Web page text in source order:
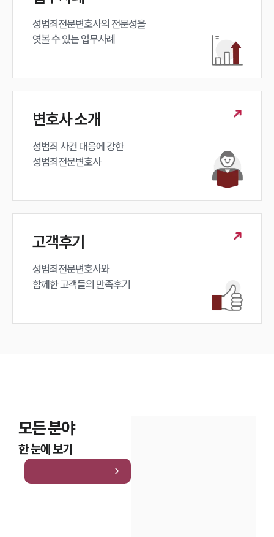
성범죄전문변호사의 전문성을
엿볼 수 있는 업무사례
변호사 소개
성범죄 사건 대응에 강한
성범죄전문변호사
고객후기
성범죄전문변호사와
함께한 고객들의 만족후기
모든 분야
한 눈에 보기